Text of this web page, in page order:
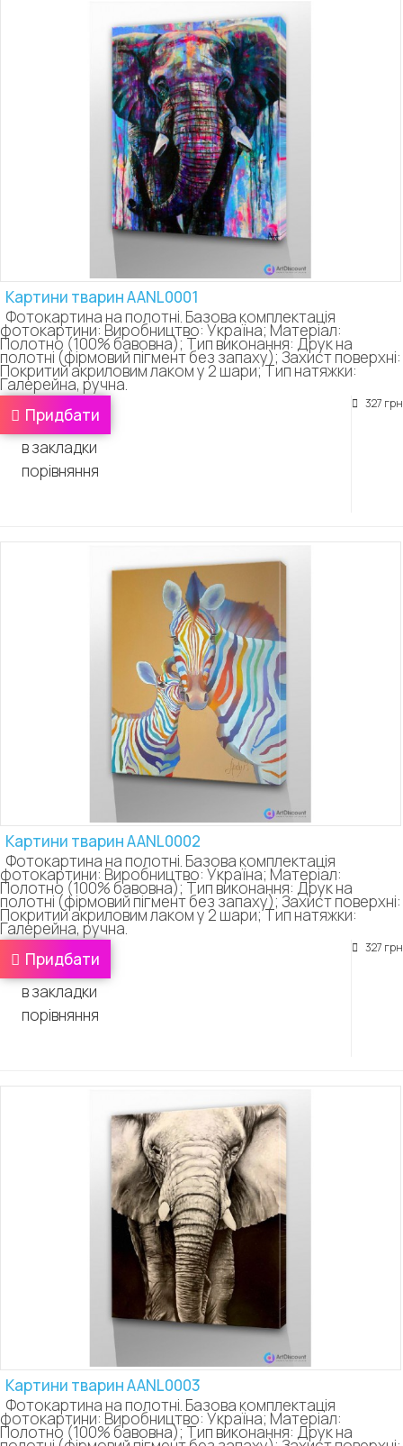
Картини тварин AANL0001
Фотокартина на полотні. Базова комплектація
фотокартини: Виробництво: Україна; Матеріал:
Полотно (100% бавовна); Тип виконання: Друк на
полотні (фірмовий пігмент без запаху); Захист поверхні:
Покритий акриловим лаком у 2 шари; Тип натяжки:
Галерейна, ручна.
327 грн
Придбати
в закладки
порівняння
Картини тварин AANL0002
Фотокартина на полотні. Базова комплектація
фотокартини: Виробництво: Україна; Матеріал:
Полотно (100% бавовна); Тип виконання: Друк на
полотні (фірмовий пігмент без запаху); Захист поверхні:
Покритий акриловим лаком у 2 шари; Тип натяжки:
Галерейна, ручна.
327 грн
Придбати
в закладки
порівняння
Картини тварин AANL0003
Фотокартина на полотні. Базова комплектація
фотокартини: Виробництво: Україна; Матеріал:
Полотно (100% бавовна); Тип виконання: Друк на